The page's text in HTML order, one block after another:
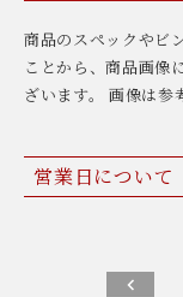
商品のスペックやビ
ことから、商品画像
ざいます。 画像は参
営業日について